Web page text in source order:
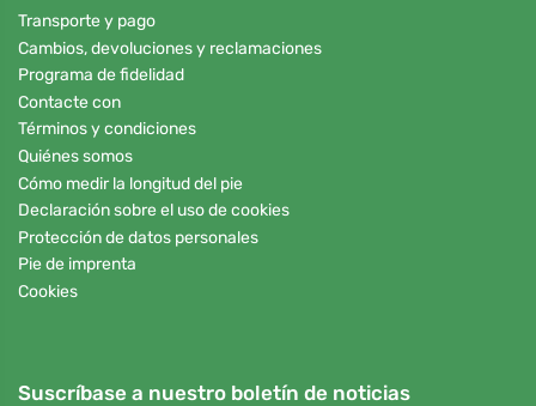
Transporte y pago
Cambios, devoluciones y reclamaciones
Programa de fidelidad
Contacte con
Términos y condiciones
Quiénes somos
Cómo medir la longitud del pie
Declaración sobre el uso de cookies
Protección de datos personales
Pie de imprenta
Cookies
Suscríbase a nuestro boletín de noticias